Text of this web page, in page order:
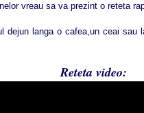
vreau sa va prezint o reteta
dejun langa o cafea,un ceai sau
Reteta video: